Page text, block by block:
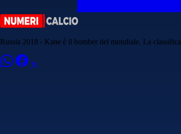
Russia 2018 - Kane è il bomber del mondiale. La classifica